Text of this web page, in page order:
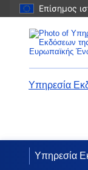
Επίσημος
Υπηρεσία
Υπηρεσία